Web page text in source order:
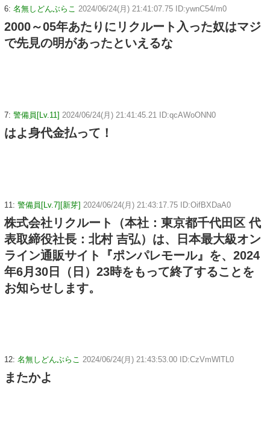
6: 名無しどんぶらこ 2024/06/24(月) 21:41:07.75 ID:ywnC54/m0
2000～05年あたりにリクルート入った奴はマジ
で先見の明があったといえるな
7: 警備員[Lv.11] 2024/06/24(月) 21:41:45.21 ID:qcAWoONN0
はよ身代金払って！
11: 警備員[Lv.7][新芽] 2024/06/24(月) 21:43:17.75 ID:OifBXDaA0
株式会社リクルート（本社：東京都千代田区 代
表取締役社長：北村 吉弘）は、日本最大級オン
ライン通販サイト『ポンパレモール』を、2024
年6月30日（日）23時をもって終了することを
お知らせします。
12: 名無しどんぶらこ 2024/06/24(月) 21:43:53.00 ID:CzVmWlTL0
またかよ